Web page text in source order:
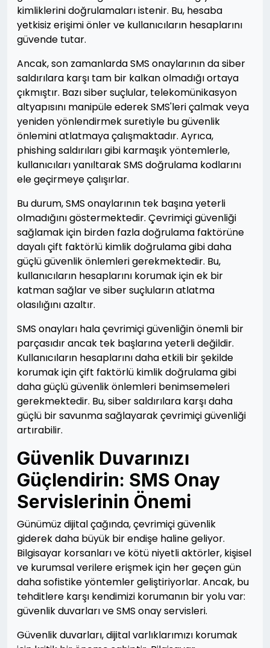
kimliklerini doğrulamaları istenir. Bu, hesaba
yetkisiz erişimi önler ve kullanıcıların hesaplarını
güvende tutar.
Ancak, son zamanlarda SMS onaylarının da siber
saldırılara karşı tam bir kalkan olmadığı ortaya
çıkmıştır. Bazı siber suçlular, telekomünikasyon
altyapısını manipüle ederek SMS'leri çalmak veya
yeniden yönlendirmek suretiyle bu güvenlik
önlemini atlatmaya çalışmaktadır. Ayrıca,
phishing saldırıları gibi karmaşık yöntemlerle,
kullanıcıları yanıltarak SMS doğrulama kodlarını
ele geçirmeye çalışırlar.
Bu durum, SMS onaylarının tek başına yeterli
olmadığını göstermektedir. Çevrimiçi güvenliği
sağlamak için birden fazla doğrulama faktörüne
dayalı çift faktörlü kimlik doğrulama gibi daha
güçlü güvenlik önlemleri gerekmektedir. Bu,
kullanıcıların hesaplarını korumak için ek bir
katman sağlar ve siber suçluların atlatma
olasılığını azaltır.
SMS onayları hala çevrimiçi güvenliğin önemli bir
parçasıdır ancak tek başlarına yeterli değildir.
Kullanıcıların hesaplarını daha etkili bir şekilde
korumak için çift faktörlü kimlik doğrulama gibi
daha güçlü güvenlik önlemleri benimsemeleri
gerekmektedir. Bu, siber saldırılara karşı daha
güçlü bir savunma sağlayarak çevrimiçi güvenliği
artırabilir.
Güvenlik Duvarınızı
Güçlendirin: SMS Onay
Servislerinin Önemi
Günümüz dijital çağında, çevrimiçi güvenlik
giderek daha büyük bir endişe haline geliyor.
Bilgisayar korsanları ve kötü niyetli aktörler, kişisel
ve kurumsal verilere erişmek için her geçen gün
daha sofistike yöntemler geliştiriyorlar. Ancak, bu
tehditlere karşı kendimizi korumanın bir yolu var:
güvenlik duvarları ve SMS onay servisleri.
Güvenlik duvarları, dijital varlıklarımızı korumak